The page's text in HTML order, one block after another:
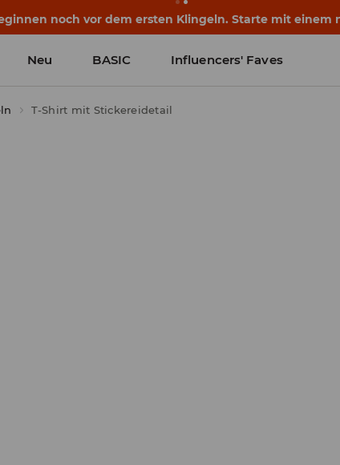
noch vor dem ersten Klingeln. Starte mit einem
Neu BASIC Influencers' Faves
T-Shirt mit Stickereidetail